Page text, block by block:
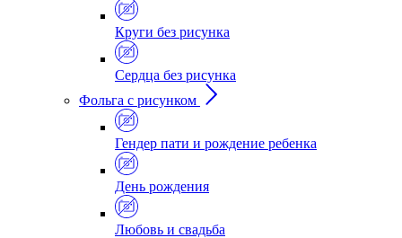
Круги без рисунка
Сердца без рисунка
Фольга с рисунком
Гендер пати и рождение ребенка
День рождения
Любовь и свадьба